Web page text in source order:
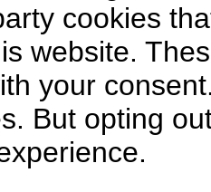
cookies
website.
your
But opting